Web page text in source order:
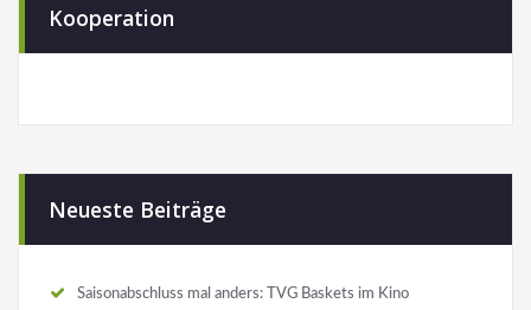
Kooperation
Neueste Beiträge
Saisonabschluss mal anders: TVG Baskets im Kino